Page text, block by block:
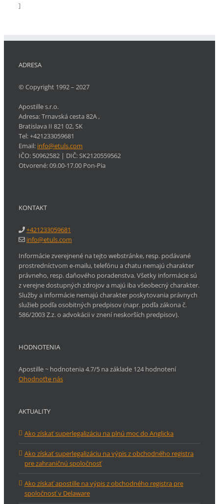
]
ADRESA
© Copyright 1992 – 2027
Apostille s.r.o.
Adresa:Trnavská cesta 82A ,
Bratislava II 821 02,SK
Tel:+421233059681
Email: info@etuls.com
IČO: 50962582 | DIČ:SK2120559562
Otvorené:09.00-17.00 Pon-Pia
KONTAKT
+421233059681
info@etuls.com
Informácie zverejnené na tejto webstránke, resp. podávané
prostredníctvom e-mailu, telefónu a chatu nemajú charakter
právneho, resp. daňového poradenstva. Všetky informácie sú
z verejne dostupných zdrojov a majú iba všeobecný charakter.
Služby a informácie nemajú charakter poskytovania právnych
služieb podľa osobitných predpisov (napr. podľa zákona č.
586/2003 Z.z. o advokácii v znení neskorších predpisov).
HODNOTENIA
Apostille ~ hodnotenia 4.7/5 na základe 124 hodnotení
Ohodnoťte nás
AKTUALITY
Ako získať superlegalizáciu na plnú moc do Anglicka
Ako získať superlegalizáciu na výpis z obchodného registra
pre zahraničnú spoločnosť
Ako získať apostille na výpis z obchodného registra pre
spoločnosť v Delaware